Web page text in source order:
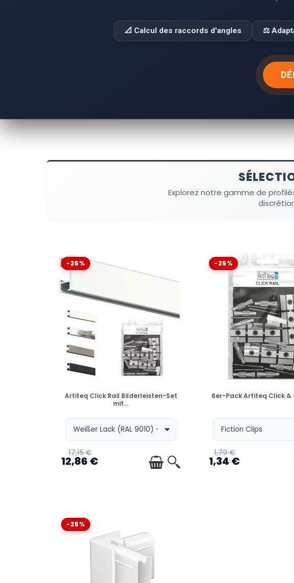
📐 Calcul des raccords d'angles ⚖️
Explorez notre gamme de
-25%
VERFÜGBAR
Artiteq Click Rail Bilderleisten-Set
mit...
17,15 €
12,86 €
-25%
VERFÜGBAR
6er-Pack Artiteq Click &
1,79 €
1,34 €
-25%